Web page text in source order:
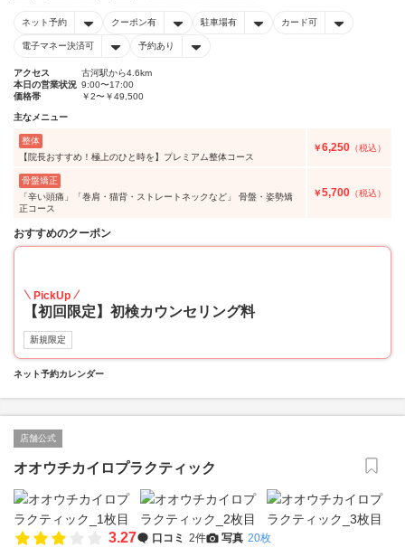
ネット予約 クーポン有 駐車場有 カード可
電子マネー決済可 予約あり
アクセス
古河駅から4.6km
本日の営業状況 9:00〜17:00
価格帯
￥2〜￥49,500
主なメニュー
整体
【院長おすすめ！極上のひと時を】プレミアム整体コース
￥6,250 （税込）
骨盤矯正
「辛い頭痛」「巻肩・猫背・ストレートネックなど」 骨盤・姿勢矯
正コース
￥5,700 （税込）
おすすめのクーポン
PickUp
【初回限定】初検カウンセリング料
新規限定
ネット予約カレンダー
店舗公式
オオウチカイロプラクティック
3.27 口コミ 2件 写真 20枚